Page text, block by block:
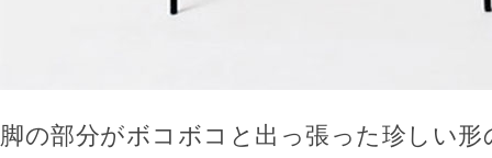
脚の部分がボコボコと出っ張った珍しい